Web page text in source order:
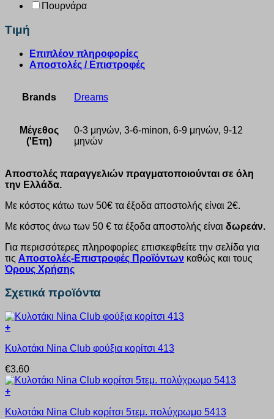
Πουρνάρα
Τιμή
Επιπλέον πληροφορίες
Αποστολές / Επιστροφές
Brands Dreams
Μέγεθος
('Ετη)
0-3 μηνών, 3-6-minon, 6-9 μηνών, 9-12
μηνών
Αποστολές παραγγελιών πραγματοποιούνται σε όλη
την Ελλάδα.
Με κόστος κάτω των 50€ τα έξοδα αποστολής είναι 2€.
Με κόστος άνω των 50 € τα έξοδα αποστολής είναι δωρεάν.
Για περισσότερες πληροφορίες επισκεφθείτε την σελίδα για
τις Αποστολές-Επιστροφές Προϊόντων καθώς και τους
Όρους Χρήσης
Σχετικά προϊόντα
+
το
έχει
πολλαπλές
παραλλαγές.
επιλογές
Κυλοτάκι Nina Club φούξια κορίτσι 413
€3.60
+
το
Κυλοτάκι Nina Club κορίτσι 5τεμ. πολύχρωμο 5413